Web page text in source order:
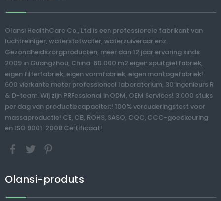
Olansi HealthCare Co., Ltd is een professionele fabrikant van
luchtreiniger, waterstofwater, waterzuiveraar enz.
Gezondheidszorgproducten, meer dan 12 jaar ervaring sinds
2009 in Guangzhou, China. 60.000 m2 eigen spuitgietfabriek,
eigen filterfabriek, eigen vormfabriek, eigen montagefabriek!
600 vierkante meter professioneel laboratorium, 30 ingenieurs R
& D-team. Wij zijn PRFessional in ODM, OEM Services! 3.000 stuks
per dag van productiecapaciteit! 100% verouderingstest voor
massaproductie! CE, CB, ROHS, SASO, CQC, CCC-goedkeuring
en ISO 9001: 2008 Certificaat!
Olansi-produts